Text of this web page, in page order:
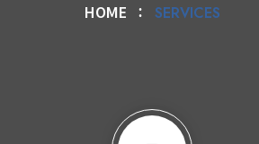
HOME SERVICES